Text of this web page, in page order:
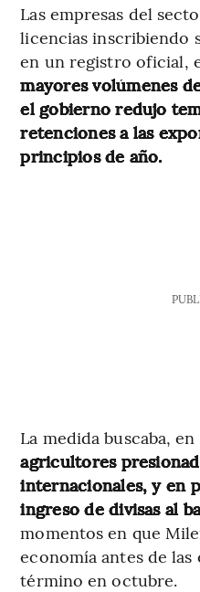
Las empresas del
licencias inscribiendo
en un registro oficial,
mayores volúmenes
el gobierno redujo
retenciones a las
principios de año.
La medida buscaba,
agricultores
internacionales, y en
ingreso de divisas al
momentos en que
economía antes de
término en octubre.